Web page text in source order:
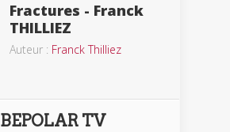
Fractures - Franck
THILLIEZ
Auteur : Franck Thilliez
BEPOLAR TV